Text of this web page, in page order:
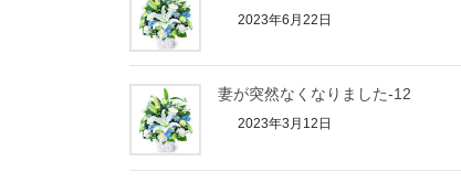
2023年6月22日
妻が突然なくなりました-12
2023年3月12日